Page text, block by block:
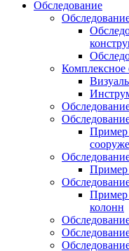
Обследование
Комплексное
Пример
Пример
Пример
колонн